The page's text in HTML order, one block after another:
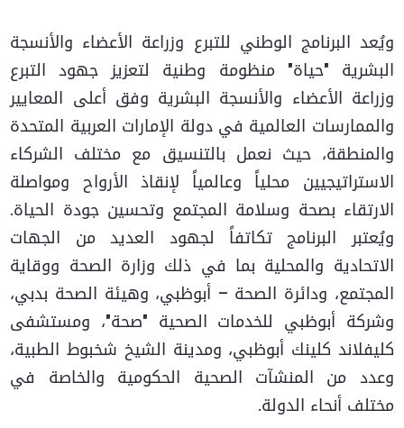
ويُعد البرنامج الوطني للتبرع وزراعة الأعضاء والأنسجة
البشرية "حياة" منظومة وطنية لتعزيز جهود التبرع
وزراعة الأعضاء والأنسجة البشرية وفق أعلى المعايير
والممارسات العالمية في دولة الإمارات العربية المتحدة
والمنطقة، حيث نعمل بالتنسيق مع مختلف الشركاء
الاستراتيجيين محلياً وعالمياً لإنقاذ الأرواح ومواصلة
الارتقاء بصحة وسلامة المجتمع وتحسين جودة الحياة.
ويُعتبر البرنامج تكاتفاً لجهود العديد من الجهات
الاتحادية والمحلية بما في ذلك وزارة الصحة ووقاية
المجتمع، ودائرة الصحة – أبوظبي، وهيئة الصحة بدبي،
وشركة أبوظبي للخدمات الصحية "صحة"، ومستشفى
كليفلاند كلينك أبوظبي، ومدينة الشيخ شخبوط الطبية،
وعدد من المنشآت الصحية الحكومية والخاصة في
مختلف أنحاء الدولة.